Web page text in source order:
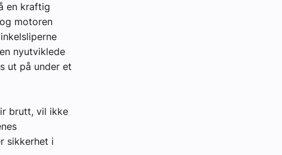
en kraftig
motoren
nyutviklede
ut på under et
brutt, vil ikke
sikkerhet i